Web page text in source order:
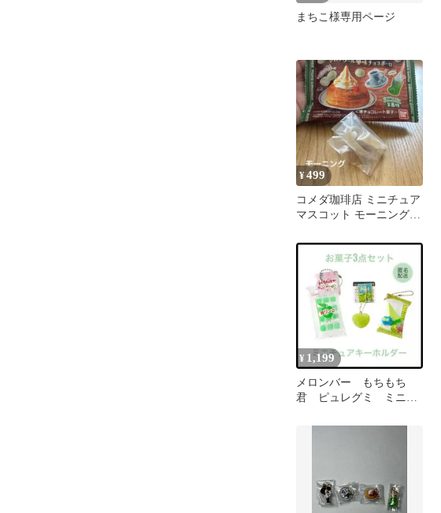
まちこ様専用ページ
¥499
コメダ珈琲店 ミニチュア
マスコット モーニング
¥ 1,199
メロンバー もちもち
君 ピュレグミ ミニチ
ー お菓子